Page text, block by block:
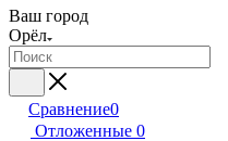
Ваш город
Орёл
Сравнение0
Отложенные 0